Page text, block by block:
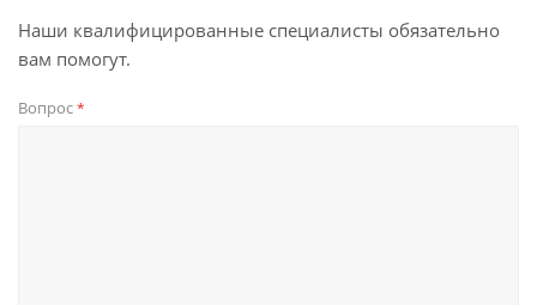
Наши квалифицированные специалисты обязательно
вам помогут.
Вопрос*